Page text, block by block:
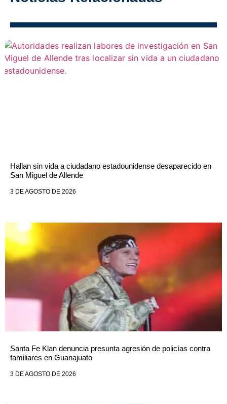
Hallan sin vida a ciudadano estadounidense desaparecido en
San Miguel de Allende
3 DE AGOSTO DE 2026
Santa Fe Klan denuncia presunta agresión de policías contra
familiares en Guanajuato
3 DE AGOSTO DE 2026